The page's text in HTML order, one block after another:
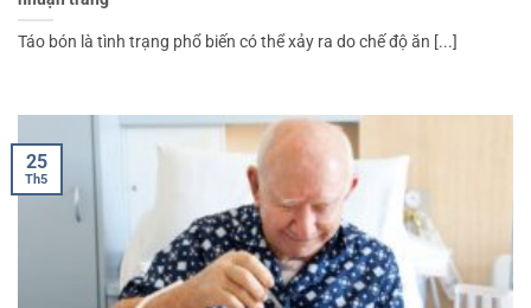
Táo bón là tình trạng phổ biến có thể xảy ra do chế độ ăn [...]
25
Th5